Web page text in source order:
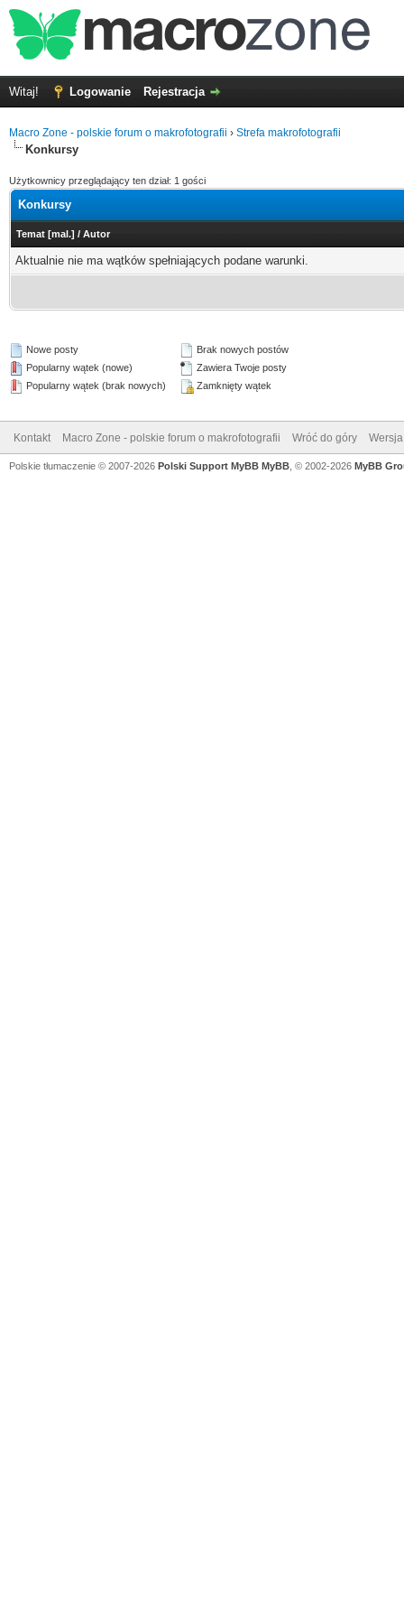
Witaj! Logowanie Rejestracja
Macro Zone - polskie forum o makrofotografii › Strefa makrofotografii
Konkursy
Użytkownicy przeglądający ten dział: 1 gości
Konkursy
Temat [mal.] / Autor
Aktualnie nie ma wątków spełniających podane warunki.
Nowe posty
Popularny wątek (nowe)
Popularny wątek (brak nowych)
Brak nowych postów
Zawiera Twoje posty
Zamknięty wątek
Kontakt Macro Zone - polskie forum o makrofotografii Wróć do góry
Polskie tłumaczenie © 2007-2026 Polski Support MyBB MyBB , © 2002-2026 MyBB